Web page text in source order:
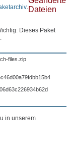
.Dateien
Dieses Paket
files.zip
in unserem